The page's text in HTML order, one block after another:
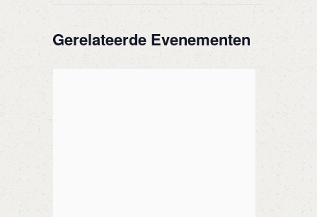
Gerelateerde Evenementen